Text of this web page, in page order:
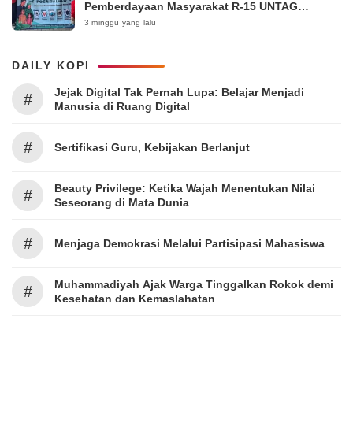
Pemberdayaan Masyarakat R-15 UNTAG
Surabaya 2026
3 minggu yang lalu
DAILY KOPI
#
Jejak Digital Tak Pernah Lupa: Belajar Menjadi
Manusia di Ruang Digital
# Sertifikasi Guru, Kebijakan Berlanjut
#
Beauty Privilege: Ketika Wajah Menentukan Nilai
Seseorang di Mata Dunia
# Menjaga Demokrasi Melalui Partisipasi Mahasiswa
#
Muhammadiyah Ajak Warga Tinggalkan Rokok demi
Kesehatan dan Kemaslahatan